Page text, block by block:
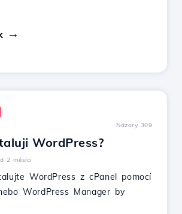
Názory 309
WordPress?
2 měsíci
WordPress z cPanel pomocí
WordPress Manager by